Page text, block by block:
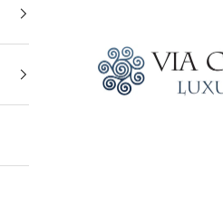
Via Condotti Store